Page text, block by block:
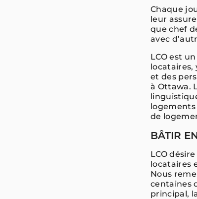
Chaque
leur
que chef
avec
LCO est
locataires,
et des
à Ottawa.
logements
de
BÂTIR
LCO
locataires
Nous
centaines
principal,